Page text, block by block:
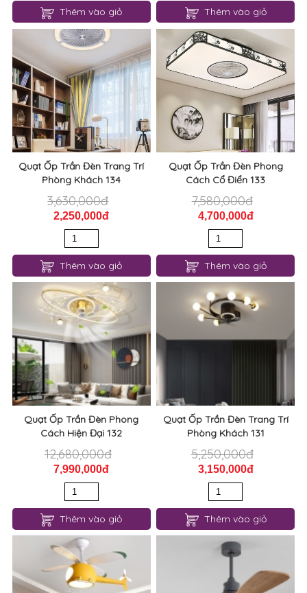
Thêm vào giỏ Thêm vào giỏ
Quạt Ốp Trần Đèn Trang Trí
Phòng Khách 134
3,630,000đ
2,250,000đ
Thêm vào giỏ
Quạt Ốp Trần Đèn Phong
Cách Cổ Điển 133
7,580,000đ
4,700,000đ
Thêm vào giỏ
Quạt Ốp Trần Đèn Phong
Cách Hiện Đại 132
12,680,000đ
7,990,000đ
Thêm vào giỏ
Quạt Ốp Trần Đèn Trang Trí
Phòng Khách 131
5,250,000đ
3,150,000đ
Thêm vào giỏ